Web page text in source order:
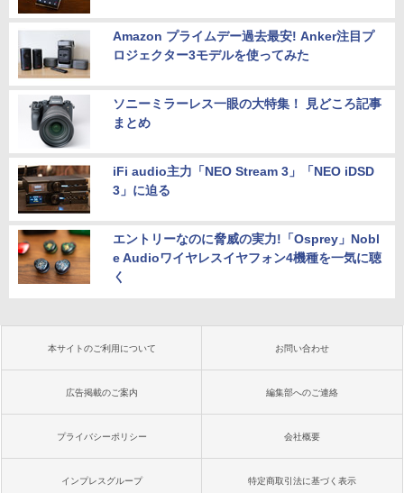
Amazon プライムデー過去最安! Anker注目プ
ロジェクター3モデルを使ってみた
ソニーミラーレス一眼の大特集！ 見どころ記事
まとめ
iFi audio主力「NEO Stream 3」「NEO iDSD
3」に迫る
エントリーなのに脅威の実力!「Osprey」Nobl
e Audioワイヤレスイヤフォン4機種を一気に聴
く
本サイトのご利用について お問い合わせ
広告掲載のご案内 編集部へのご連絡
プライバシーポリシー 会社概要
インプレスグループ 特定商取引法に基づく表示